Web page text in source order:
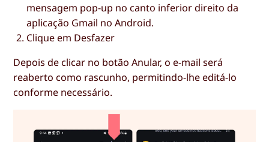
mensagem pop-up no canto inferior direito da
aplicação Gmail no Android.
Clique em Desfazer
Depois de clicar no botão Anular, o e-mail será
reaberto como rascunho, permitindo-lhe editá-lo
conforme necessário.